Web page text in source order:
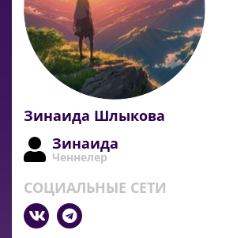
Зинаида Шлыкова
Зинаида
Ченнелер
СОЦИАЛЬНЫЕ СЕТИ